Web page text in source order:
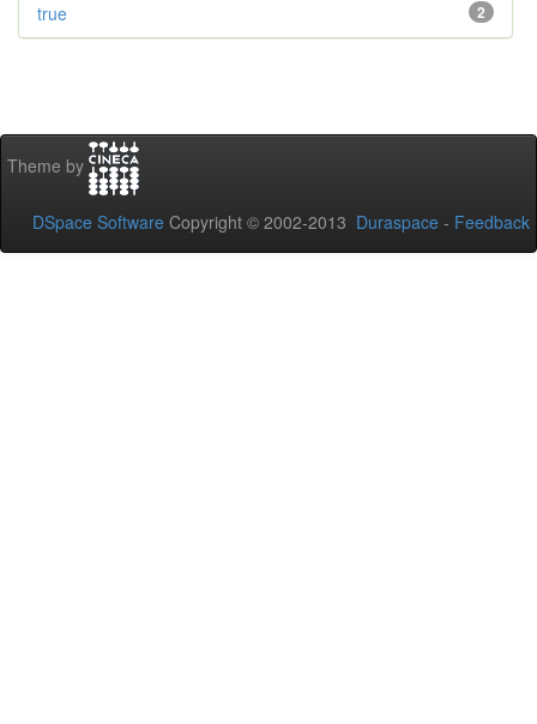
2
true
Theme by
DSpace Software Copyright © 2002-2013 Duraspace - Feedback